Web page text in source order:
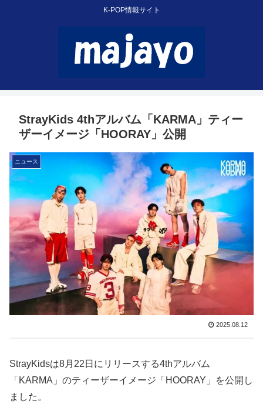
K-POP情報サイト
StrayKids 4thアルバム「KARMA」ティー
ザーイメージ「HOORAY」公開
ニュース
2025.08.12
StrayKidsは8月22日にリリースする4thアルバム
「KARMA」のティーザーイメージ「HOORAY」を公開し
ました。